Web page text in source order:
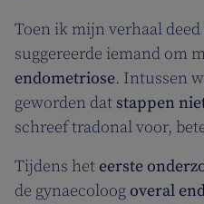
Toen ik mijn verhaal
suggereerde iemand om
endometriose. Intussen
geworden dat stappen
schreef tradonal voor,
Tijdens het eerste
de gynaecoloog overal